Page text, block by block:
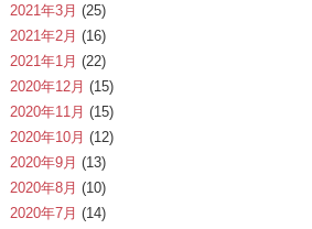
2021年3月 (25)
2021年2月 (16)
2021年1月 (22)
2020年12月 (15)
2020年11月 (15)
2020年10月 (12)
2020年9月 (13)
2020年8月 (10)
2020年7月 (14)